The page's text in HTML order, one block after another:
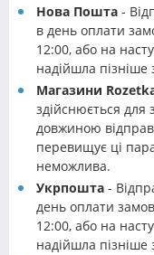
Нова Пошта -
в день оплати
12:00, або на
надійшла пізніше
Магазини
здійснюється для
довжиною
перевищує ці
неможлива.
Укрпошта -
день оплати
12:00, або на
надійшла пізніше